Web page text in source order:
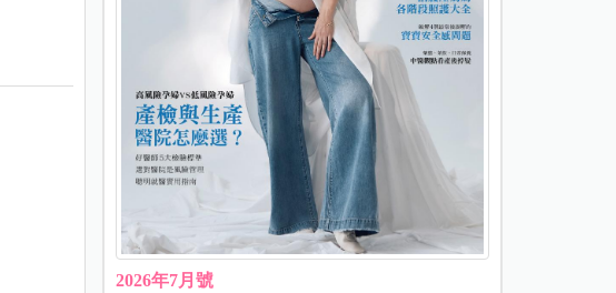
2026年7月號